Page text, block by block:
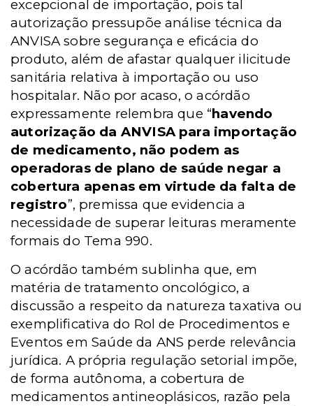
excepcional de importação, pois tal
autorização pressupõe análise técnica da
ANVISA sobre segurança e eficácia do
produto, além de afastar qualquer ilicitude
sanitária relativa à importação ou uso
hospitalar. Não por acaso, o acórdão
expressamente relembra que “havendo
autorização da ANVISA para importação
de medicamento, não podem as
operadoras de plano de saúde negar a
cobertura apenas em virtude da falta de
registro”, premissa que evidencia a
necessidade de superar leituras meramente
formais do Tema 990.
O acórdão também sublinha que, em
matéria de tratamento oncológico, a
discussão a respeito da natureza taxativa ou
exemplificativa do Rol de Procedimentos e
Eventos em Saúde da ANS perde relevância
jurídica. A própria regulação setorial impõe,
de forma autônoma, a cobertura de
medicamentos antineoplásicos, razão pela